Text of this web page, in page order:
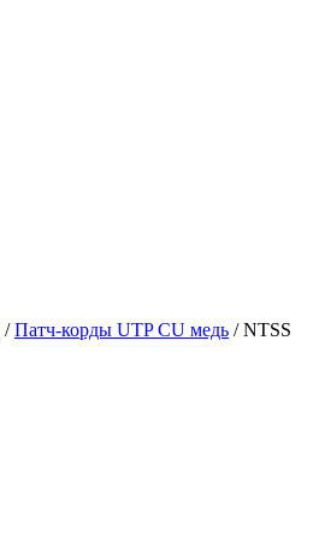
/ Патч-корды UTP CU медь / NTSS